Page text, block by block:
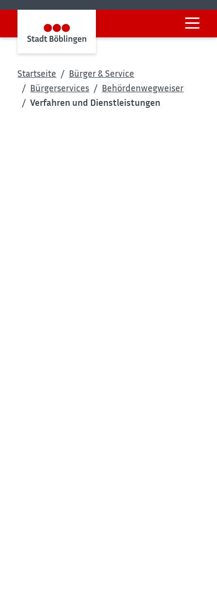
Startseite
Bürger & Service
Bürgerservices
Behördenwegweiser
Verfahren und Dienstleistungen